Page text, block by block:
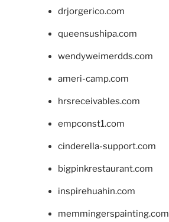
drjorgerico.com
queensushipa.com
wendyweimerdds.com
ameri-camp.com
hrsreceivables.com
empconst1.com
cinderella-support.com
bigpinkrestaurant.com
inspirehuahin.com
memmingerspainting.com